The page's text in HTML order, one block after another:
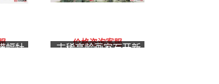
幅牡
古稀高龄画家石开新
价格咨询客服